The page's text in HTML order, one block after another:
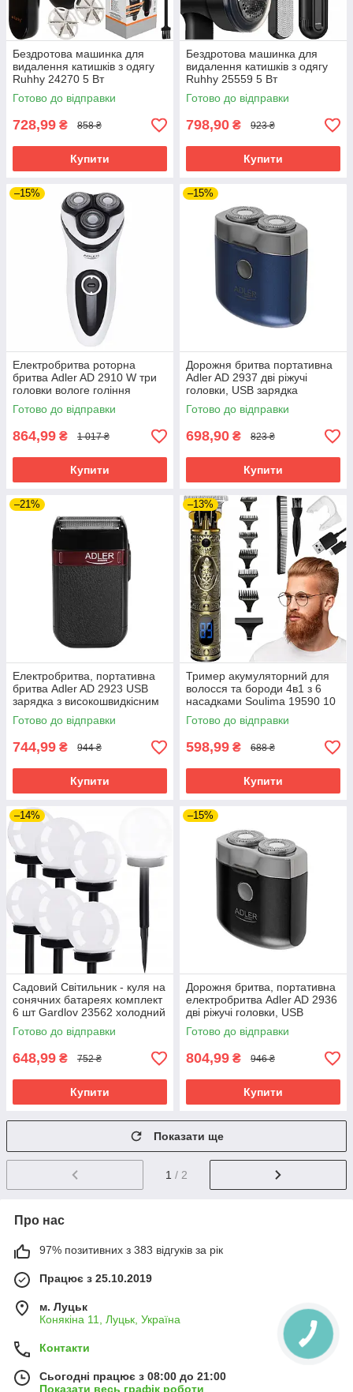
Бездротова машинка для
видалення катишків з одягу
Ruhhy 24270 5 Вт
Готово до відправки
728,99 ₴ 858 ₴
Купити
Бездротова машинка для
видалення катишків з одягу
Ruhhy 25559 5 Вт
Готово до відправки
798,90 ₴ 923 ₴
Купити
–15%
Електробритва роторна
бритва Adler AD 2910 W три
головки вологе гоління
Готово до відправки
864,99 ₴ 1 017 ₴
Купити
–15%
Дорожня бритва портативна
Adler AD 2937 дві ріжучі
головки, USB зарядка
Готово до відправки
698,90 ₴ 823 ₴
Купити
–21%
Електробритва, портативна
бритва Adler AD 2923 USB
зарядка з високошвидкісним
двигуном та
водонепроникністю
Готово до відправки
744,99 ₴ 944 ₴
Купити
–13%
Тример акумуляторний для
волосся та бороди 4в1 з 6
насадками Soulima 19590 10
Вт
Готово до відправки
598,99 ₴ 688 ₴
Купити
–14%
Садовий Світильник - куля на
сонячних батареях комплект
6 шт Gardlov 23562 холодний
білий
Готово до відправки
648,99 ₴ 752 ₴
Купити
–15%
Дорожня бритва, портативна
електробритва Adler AD 2936
дві ріжучі головки, USB
зарядка
Готово до відправки
804,99 ₴ 946 ₴
Купити
Показати ще
1 / 2
Про нас
97% позитивних з 383 відгуків за рік
Працює з 25.10.2019
м. Луцьк
Конякіна 11, Луцьк, Україна
Контакти
Сьогодні працює з 08:00 до 21:00
Показати весь графік роботи